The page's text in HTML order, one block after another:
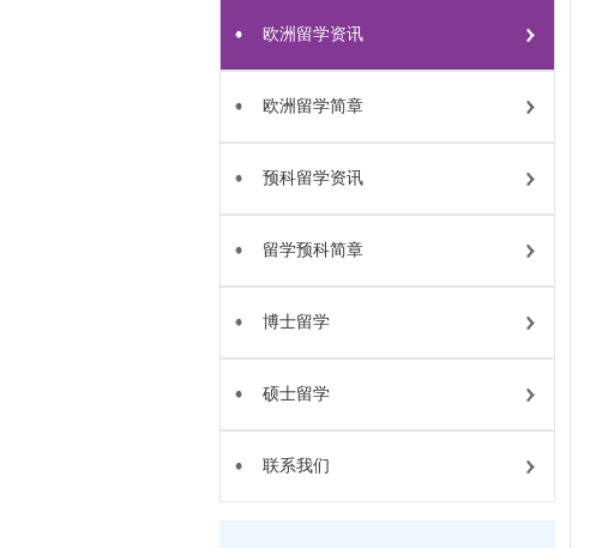
欧洲留学资讯
欧洲留学简章
预科留学资讯
留学预科简章
博士留学
硕士留学
联系我们